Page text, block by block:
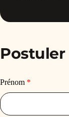
Postuler